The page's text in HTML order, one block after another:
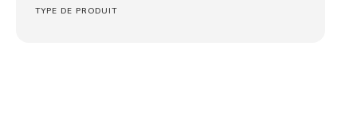
TYPE DE PRODUIT